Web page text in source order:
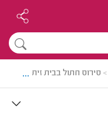
> סירוס חתול בבית זית ...